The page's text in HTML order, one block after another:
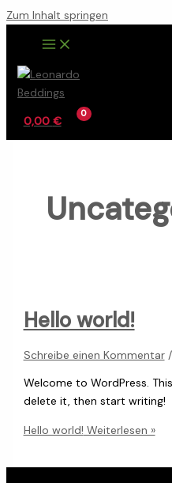
Zum Inhalt springen
0,00 €
Hello world!
Schreibe einen Kommentar /
Welcome to WordPress.
delete it, then start writing!
Hello world! Weiterlesen »